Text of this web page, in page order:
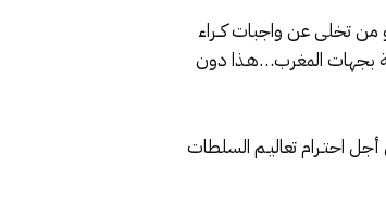
اليوم وبكل فخــر ٬ من مبادرات اجتماعية و إنسانية عـديـدة ٬ فهُنـاك من أعلـن عـن تخليـه عن نصف راتبـه هو أبنـاءه ٬ و من تخلى عن واجبات كــراء
بجهات المغرب…هـذا دون
بـالمغرب من أجل احتـرام تعاليـم السلطات